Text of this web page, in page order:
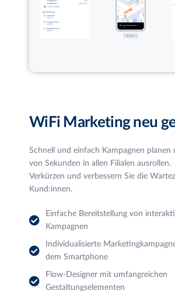
WiFi Marketing neu
Schnell und einfach Kampagnen planen
von Sekunden in allen Filialen ausrollen.
Verkürzen und verbessern Sie die
Kund:innen.
Einfache Bereitstellung von
Kampagnen
Individualisierte
dem Smartphone
Flow-Designer mit umfangreichen
Gestaltungselementen